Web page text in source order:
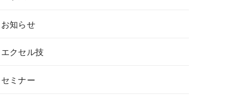
お知らせ
エクセル技
セミナー